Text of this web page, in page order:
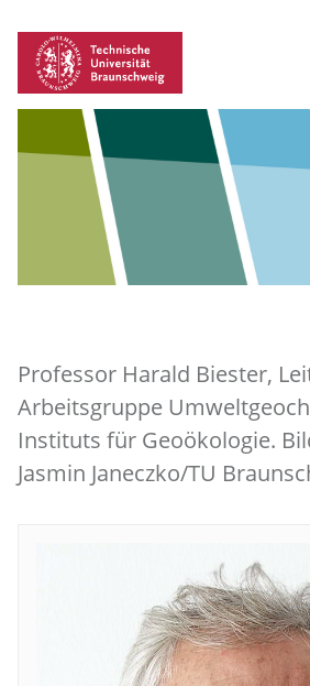
Professor Harald Biester,
Arbeitsgruppe
Instituts für Geoökologie.
Jasmin Janeczko/TU